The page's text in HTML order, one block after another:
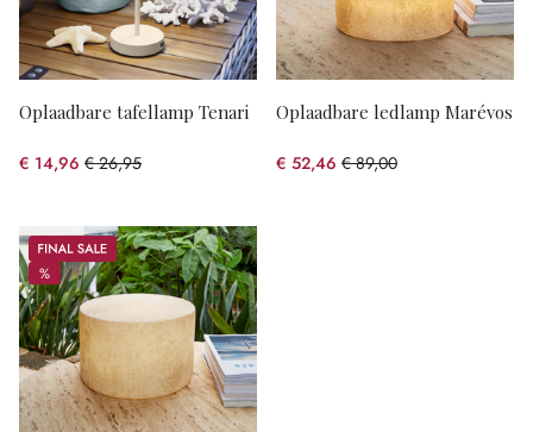
Oplaadbare tafellamp Tenari
€ 14,96 € 26,95
(44.49% gespart)
Oplaadbare ledlamp Marévos
€ 52,46 € 89,00
(41.06% gespart)
Sale
%
%